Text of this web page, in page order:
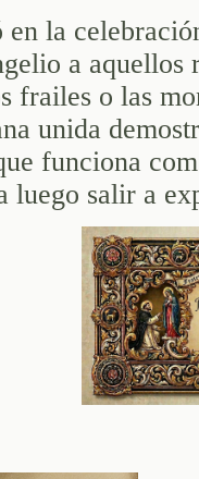
en la
a
frailes o las
unida
funciona
luego salir a